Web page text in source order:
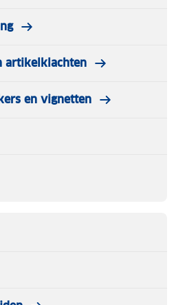
artikelklachten
en vignetten